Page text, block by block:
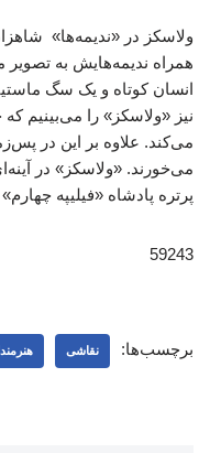
ولاسکز در «ندیمه‌ها»
همراه ندیمه‌هایش به
انسان کوتاه و یک سگ
نیز «ولاسکز» را می‌بینیم
می‌کند. علاوه بر این در
می‌خورند. «ولاسکز»‌ در
پرتره پادشاه «فیلیپه
59243
برچسب‌ها: نقاشی